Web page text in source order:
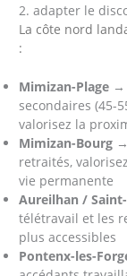
2. adapter le
La côte nord
:
Mimizan-Plage →
secondaires (45-
valorisez la
Mimizan-Bourg
retraités,
vie permanente
Aureilhan /
télétravail et les
plus accessibles
Pontenx-les-